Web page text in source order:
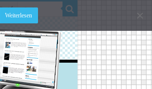
Weiterlesen